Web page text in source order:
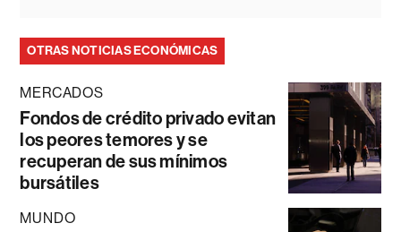
OTRAS NOTICIAS ECONÓMICAS
MERCADOS
Fondos de crédito privado evitan
los peores temores y se
recuperan de sus mínimos
bursátiles
MUNDO